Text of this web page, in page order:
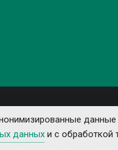
данных и с обработкой